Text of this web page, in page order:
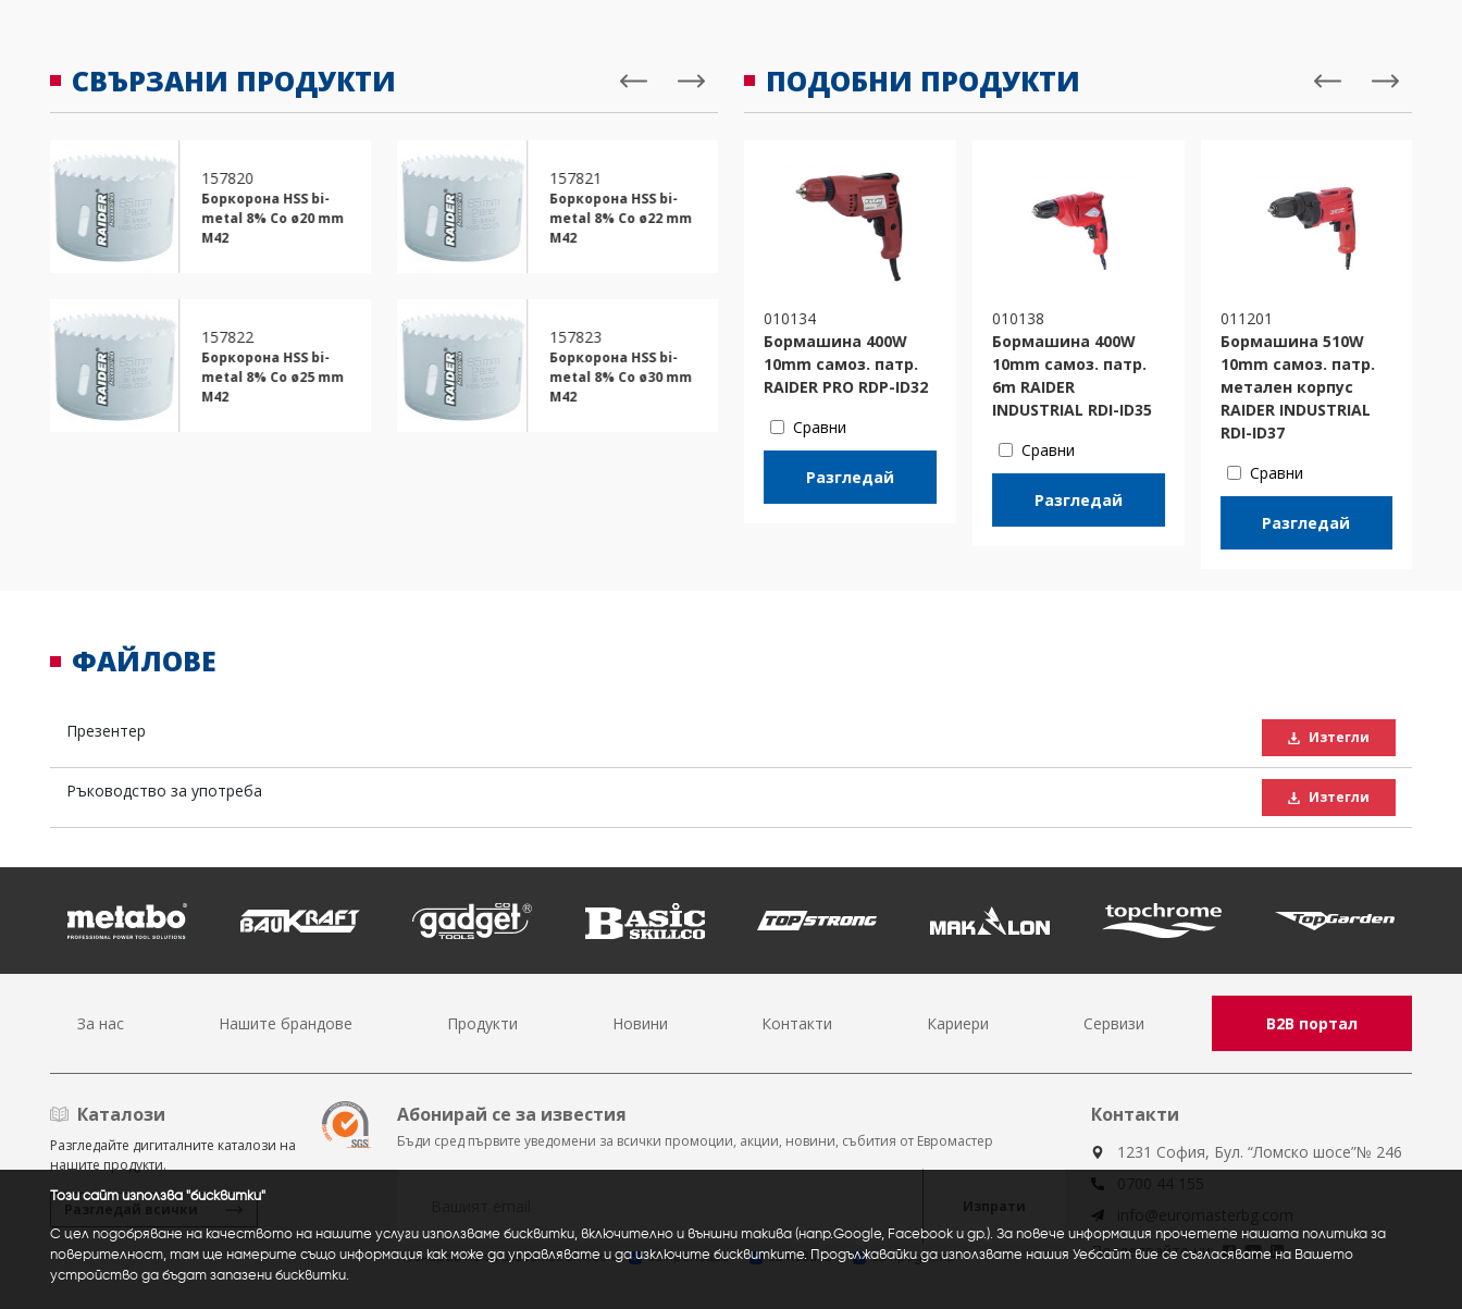
СВЪРЗАНИ ПРОДУКТИ
157820
Боркорона HSS bi-
metal 8% Co ø20 mm
M42
157821
Боркорона HSS bi-
metal 8% Co ø22 mm
M42
157822
Боркорона HSS bi-
metal 8% Co ø25 mm
M42
157823
Боркорона HSS bi-
metal 8% Co ø30 mm
M42
157824
Боркорона HSS bi-
metal 8% Co ø32 mm
M42
Боркорона HSS bi-
metal 8% Co ø35 mm
157826
Боркорона HSS bi-
metal 8%Co ø40 mm
M42
157827
Боркорона HSS bi-
M42
ПОДОБНИ ПРОДУКТИ
010134
Бормашина 400W
10mm самоз. патр.
RAIDER PRO RDP-ID32
Сравни
Разгледай
010138
Бормашина 400W
10mm самоз. патр.
6m RAIDER
INDUSTRIAL RDI-ID35
Сравни
Разгледай
011201
Бормашина 510W
10mm самоз. патр.
метален корпус
RAIDER INDUSTRIAL
RDI-ID37
Сравни
Разгледай
ФАЙЛОВЕ
Презентер Изтегли
Ръководство за употреба Изтегли
За нас Нашите брандове Продукти Новини Контакти Кариери Сервизи B2B портал
Каталози
Разгледайте дигиталните каталози на
нашите продукти.
Абонирай се за известия
Бъди сред първите уведомени за всички промоции, акции, новини, събития от Евромастер
Абонирай ме за известия относно: за промоции за новини за продукти
Контакти
1231 София, Бул. “Ломско шосе”№ 246
Последвайте ни:
Този сайт използва "бисквитки"
С цел подобряване на качеството на нашите услуги използваме бисквитки, включително и външни такива (напр.Google, Facebook и др.). За повече информация прочетете нашата политика за
поверителност, там ще намерите също информация как може да управлявате и да изключите бисквитките. Продължавайки да използвате нашия Уебсайт вие се съгласявате на Вашето
устройство да бъдат запазени бисквитки.